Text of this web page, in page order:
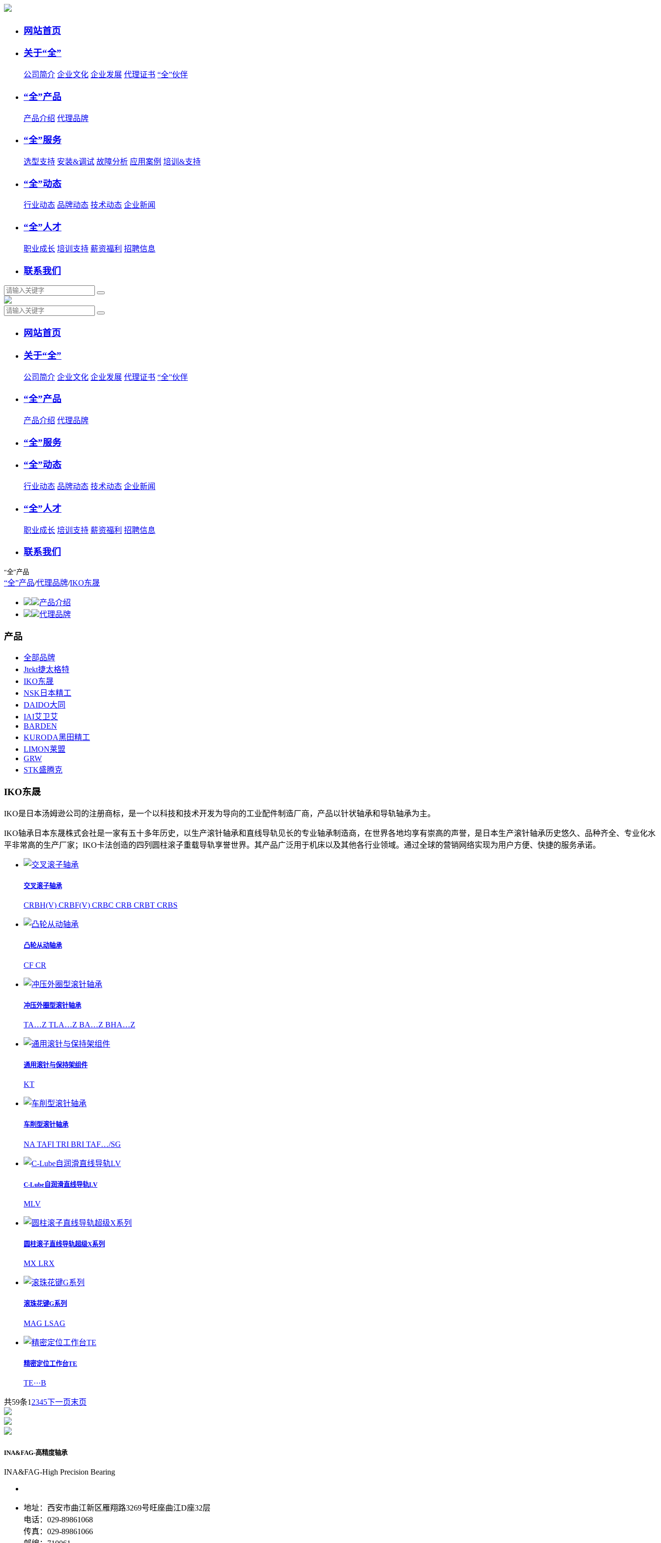
网站首页
关于“全”
公司简介 企业文化 企业发展 代理证书 “全”伙伴
“全”产品
产品介绍 代理品牌
“全”服务
选型支持 安装&调试 故障分析 应用案例 培训&支持
“全”动态
行业动态 品牌动态 技术动态 企业新闻
“全”人才
职业成长 培训支持 薪资福利 招聘信息
联系我们
网站首页
关于“全”
公司简介 企业文化 企业发展 代理证书 “全”伙伴
“全”产品
产品介绍 代理品牌
“全”服务
“全”动态
行业动态 品牌动态 技术动态 企业新闻
“全”人才
职业成长 培训支持 薪资福利 招聘信息
联系我们
“全”产品
“全”产品/代理品牌/IKO东晟
产品介绍
代理品牌
产品
全部品牌
Jtekt捷太格特
IKO东晟
NSK日本精工
DAIDO大同
IAI艾卫艾
BARDEN
KURODA黑田精工
LIMON莱盟
GRW
STK盛腾克
IKO东晟
IKO是日本汤姆逊公司的注册商标，是一个以科技和技术开发为导向的工业配件制造厂商，产品以针状轴承和导轨轴承为主。
IKO轴承日本东晟株式会社是一家有五十多年历史，以生产滚针轴承和直线导轨见长的专业轴承制造商，在世界各地均享有崇高的声誉，是日本生产滚针轴承历史悠久、品种齐全、专业化水
平非常高的生产厂家；IKO卡法创造的四列圆柱滚子重载导轨享誉世界。其产品广泛用于机床以及其他各行业领域。通过全球的营销网络实现为用户方便、快捷的服务承诺。
交叉滚子轴承
CRBH(V) CRBF(V) CRBC CRB CRBT CRBS
凸轮从动轴承
CF CR
冲压外圈型滚针轴承
TA…Z TLA…Z BA…Z BHA…Z
通用滚针与保持架组件
KT
车削型滚针轴承
NA TAFI TRI BRI TAF…/SG
C-Lube自润滑直线导轨LV
MLV
圆柱滚子直线导轨超级X系列
MX LRX
滚珠花键G系列
MAG LSAG
精密定位工作台TE
TE···B
共59条1 2345下一页末页
INA&FAG-高精度轴承
INA&FAG-High Precision Bearing
地址：西安市曲江新区雁翔路3269号旺座曲江D座32层
电话：029-89861068
传真：029-89861066